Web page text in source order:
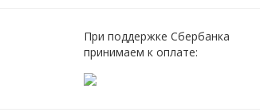
При поддержке Сбербанка
принимаем к оплате: